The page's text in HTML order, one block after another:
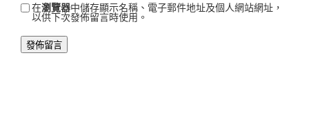
在瀏覽器中儲存顯示名稱、電子郵件地址及個人網站網址，
以供下次發佈留言時使用。